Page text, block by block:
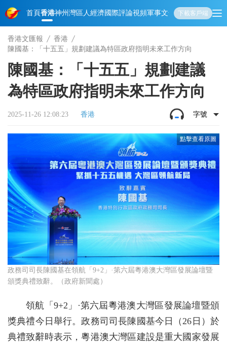
首頁香港神州 灣區人經濟國際評論視頻軍事文化 娛樂生活教育體
下載客戶端
香港文匯報
香港
陳國基：「十五五」規劃建議為特區政府指明未來工作方向
陳國基：「十五五」規劃建議
為特區政府指明未來工作方向
2025-11-26 12:08:23 香港 字號
政務司司長陳國基在領航「9+2」·第六屆粵港澳大灣區發展論壇暨
頒獎典禮致辭。（政府新聞處）
領航「9+2」·第六屆粵港澳大灣區發展論壇暨頒
獎典禮今日舉行。政務司司長陳國基今日（26日）於
典禮致辭時表示，粵港澳大灣區建設是重大國家發展